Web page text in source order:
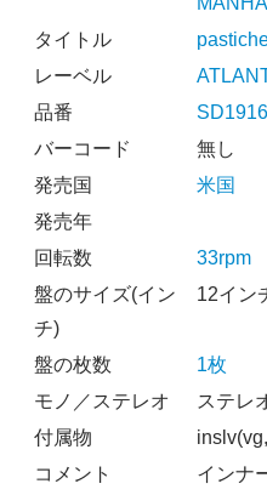
タイトル
レーベル
品番
バーコード
無し
発売国
米国
発売年
回転数
33rpm
盤のサイズ(イン
チ)
12イン
盤の枚数
1枚
モノ／ステレオ
ステレ
付属物
コメント
インナ